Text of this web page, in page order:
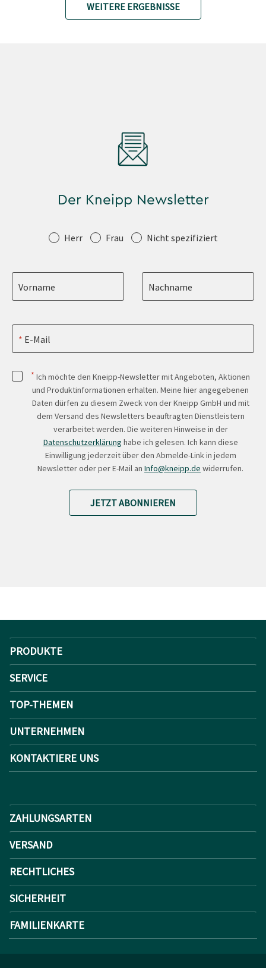
WEITERE ERGEBNISSE
Der Kneipp Newsletter
Anrede Herr Frau Nicht spezifiziert
Vorname Nachname
E-Mail
* Ich möchte den Kneipp-Newsletter mit Angeboten, Aktionen
und Produktinformationen erhalten. Meine hier angegebenen
Daten dürfen zu diesem Zweck von der Kneipp GmbH und mit
dem Versand des Newsletters beauftragten Dienstleistern
verarbeitet werden. Die weiteren Hinweise in der
Datenschutzerklärung habe ich gelesen. Ich kann diese
Einwilligung jederzeit über den Abmelde-Link in jedem
Newsletter oder per E-Mail an Info@kneipp.de widerrufen.
JETZT ABONNIEREN
PRODUKTE
SERVICE
TOP-THEMEN
UNTERNEHMEN
KONTAKTIERE UNS
ZAHLUNGSARTEN
VERSAND
RECHTLICHES
SICHERHEIT
FAMILIENKARTE